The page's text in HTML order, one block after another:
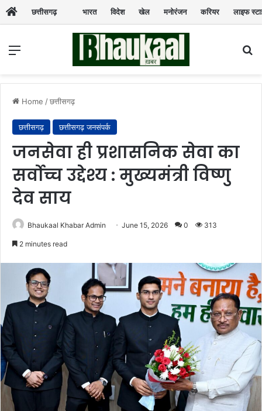
छत्तीसगढ़ भारत विदेश खेल मनोरंजन करियर लाइफ
Menu
Home /छत्तीसगढ़
छत्तीसगढ़ छत्तीसगढ़ जनसंपर्क
जनसेवा ही प्रशासनिक सेवा का
सर्वोच्च उद्देश्य : मुख्यमंत्री विष्णु
देव साय
Bhaukaal Khabar Admin June 15, 2026 0 313
2 minutes read